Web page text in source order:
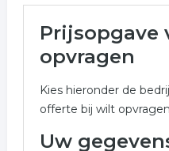
Onderstaand vindt u een
gerelateerde bedrijven in
voor een vrijblijvende
Wilt u informatie
Heusden? Vul
Prijsopgave
opvragen
Kies hieronder de
offerte bij wilt
Uw